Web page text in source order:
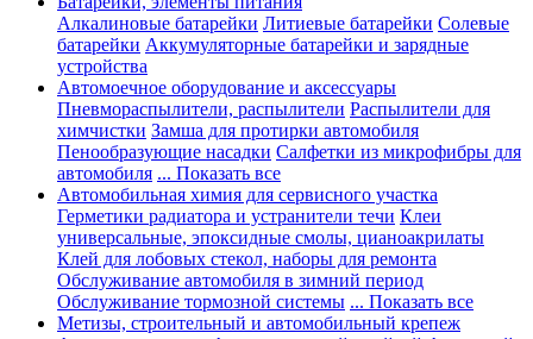
Алкалиновые батарейки Литиевые батарейки Солевые
батарейки Аккумуляторные батарейки и зарядные
устройства
Автомоечное оборудование и аксессуары
Пневмораспылители, распылители Распылители для
химчистки Замша для протирки автомобиля
Пенообразующие насадки Салфетки из микрофибры для
автомобиля ... Показать все
Автомобильная химия для сервисного участка
Герметики радиатора и устранители течи Клеи
универсальные, эпоксидные смолы, цианоакрилаты
Клей для лобовых стекол, наборы для ремонта
Обслуживание автомобиля в зимний период
Обслуживание тормозной системы ... Показать все
Метизы, строительный и автомобильный крепеж